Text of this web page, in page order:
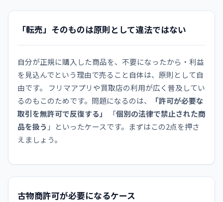
「転売」そのものは原則として違法ではない
自分が正規に購入した商品を、不要になったから・利益
を見込んでという理由で売ること自体は、原則として自
由です。 フリマアプリや買取店の利用が広く普及してい
るのもこのためです。問題になるのは、
「許可が必要な
取引を無許可で反復する」
「個別の法律で禁止された商
品を扱う 」といったケースです。まずはこの2点を押さ
えましょう。
古物商許可が必要になるケース